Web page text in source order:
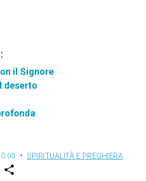
il Signore
deserto
SPIRITUALITÀ E PREGHIERA
w